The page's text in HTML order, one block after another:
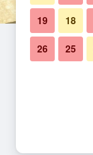
18
19
25
26